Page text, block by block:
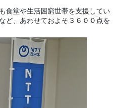
食堂や生活困窮世帯を支援してい
ど、あわせておよそ３６００点を